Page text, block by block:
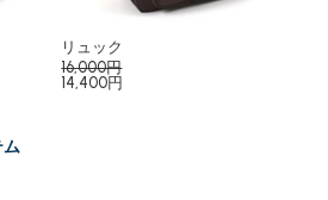
リュック
16,000円
14,400円
ム